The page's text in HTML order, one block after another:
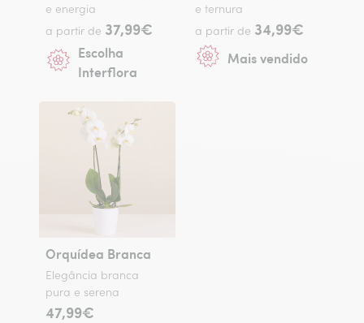
e energia
a partir de 37,99€
Escolha
Interflora
e ternura
a partir de 34,99€
Mais vendido
Orquídea Branca
Elegância branca
pura e serena
47,99€